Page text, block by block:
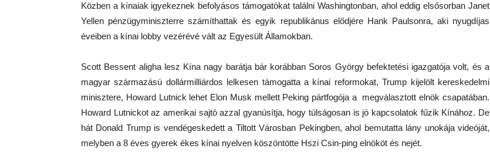
Közben a kínaiak igyekeznek befolyásos támogatókat találni Washingtonban, ahol eddig elsősorban Janet
Yellen pénzügyminiszterre számíthattak és egyik republikánus elődjére Hank Paulsonra, aki nyugdíjas
éveiben a kínai lobby vezérévé vált az Egyesült Államokban.
Scott Bessent aligha lesz Kína nagy barátja bár korábban Soros György befektetési igazgatója volt, és a
magyar származású dollármilliárdos lelkesen támogatta a kínai reformokat, Trump kijelölt kereskedelmi
minisztere, Howard Lutnick lehet Elon Musk mellett Peking pártfogója a megválasztott elnök csapatában.
Howard Lutnickot az amerikai sajtó azzal gyanúsítja, hogy túlságosan is jó kapcsolatok fűzik Kínához. De
hát Donald Trump is vendégeskedett a Tiltott Városban Pekingben, ahol bemutatta lány unokája videóját,
melyben a 8 éves gyerek ékes kínai nyelven köszöntötte Hszi Csin-ping elnököt és nejét.